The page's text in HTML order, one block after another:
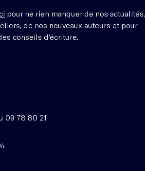
pour ne rien manquer de nos actualités,
de nos nouveaux auteurs et pour
conseils d’écriture.
09 78 80 21